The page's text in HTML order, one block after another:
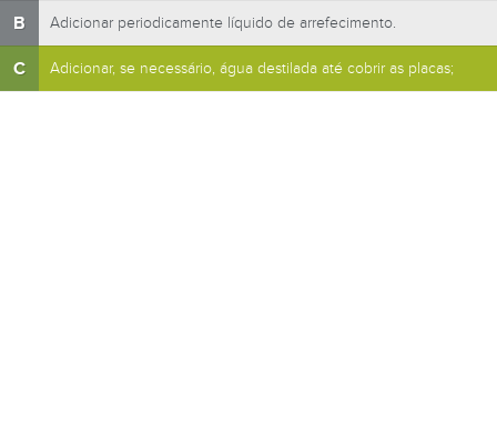
B Adicionar periodicamente líquido de arrefecimento.
C Adicionar, se necessário, água destilada até cobrir as placas;